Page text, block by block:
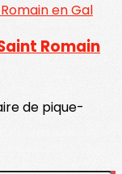
Romain
de pique-